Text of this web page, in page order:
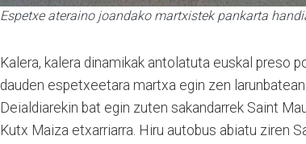
Espetxe ateraino joandako martxistek pankarta
Kalera, kalera dinamikak antolatuta euskal preso
dauden espetxeetara martxa egin zen
Deialdiarekin bat egin zuten sakandarrek Saint
Kutx Maiza etxarriarra. Hiru autobus abiatu ziren